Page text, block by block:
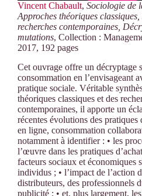
Vincent Chabault, Sociologie de
Approches théoriques classiques,
recherches contemporaines,
mutations, Collection :
2017, 192 pages
Cet ouvrage offre un décryptage
consommation en l’envisageant
pratique sociale. Véritable
théoriques classiques et des
contemporaines, il apporte un
récentes évolutions des pratiques
en ligne, consommation
notamment à identifier : • les
l’œuvre dans les pratiques
facteurs sociaux et économiques
individus ; • l’impact de l’action
distributeurs, des professionnels
publicité ; • et, plus largement,